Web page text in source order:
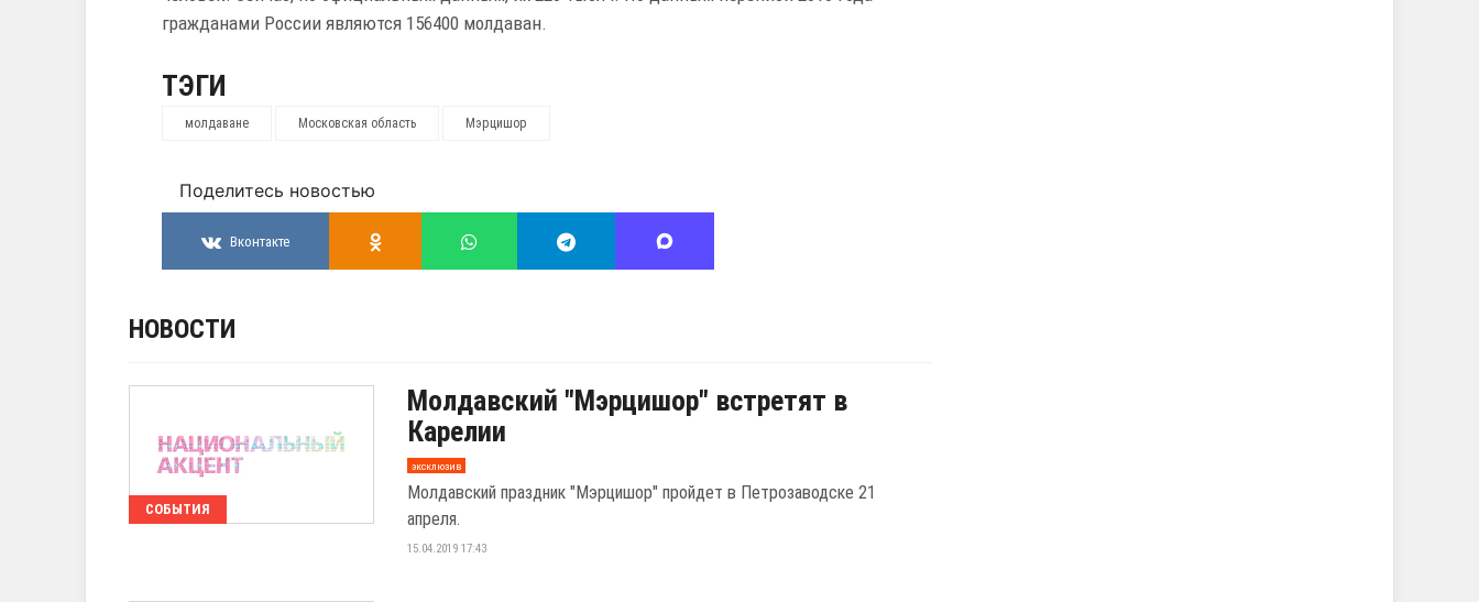
гражданами России являются 156400 молдаван.
ТЭГИ
молдаване Московская область Мэрцишор
Поделитесь новостью
Вконтакте
НОВОСТИ
СОБЫТИЯ
Молдавский "Мэрцишор" встретят в
Карелии
эксклюзив
Молдавский праздник "Мэрцишор" пройдет в Петрозаводске 21
апреля.
15.04.2019 17:43